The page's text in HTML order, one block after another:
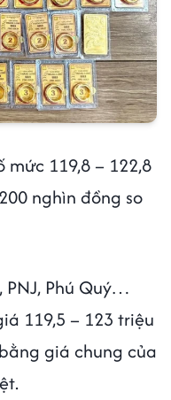
mức 119,8 – 122,8
nghìn đồng so
PNJ, Phú Quý…
119,5 – 123 triệu
giá chung của